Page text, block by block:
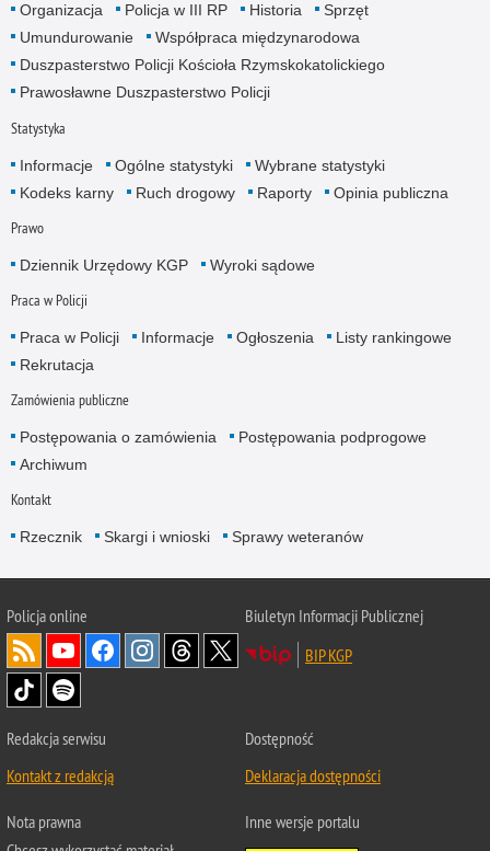
Organizacja
Policja w III RP Historia
Sprzęt
Umundurowanie
Współpraca międzynarodowa
Duszpasterstwo Policji Kościoła Rzymskokatolickiego
Prawosławne Duszpasterstwo Policji
Statystyka
Informacje Ogólne statystyki
Wybrane statystyki
Kodeks karny
Ruch drogowy Raporty Opinia publiczna
Prawo
Dziennik Urzędowy KGP Wyroki sądowe
Praca w Policji
Praca w Policji Informacje Ogłoszenia
Listy rankingowe
Rekrutacja
Zamówienia publiczne
Postępowania o zamówienia
Postępowania podprogowe
Archiwum
Kontakt
Rzecznik Skargi i wnioski Sprawy weteranów
Policjaonline
Biuletyn Informacji Publicznej
BIP KGP
Redakcja serwisu
Kontakt z redakcją
Dostępność
Deklaracja dostępności
Nota prawna
Inne wersje portalu